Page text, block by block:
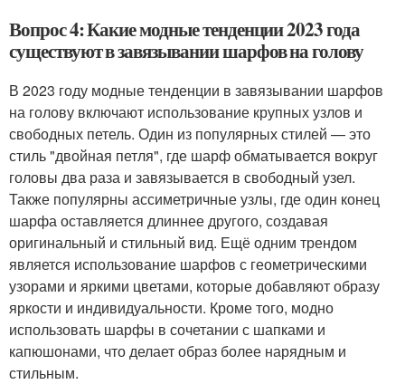
Вопрос 4: Какие модные тенденции 2023 года
существуют в завязывании шарфов на голову
В 2023 году модные тенденции в завязывании шарфов
на голову включают использование крупных узлов и
свободных петель. Один из популярных стилей — это
стиль "двойная петля", где шарф обматывается вокруг
головы два раза и завязывается в свободный узел.
Также популярны ассиметричные узлы, где один конец
шарфа оставляется длиннее другого, создавая
оригинальный и стильный вид. Ещё одним трендом
является использование шарфов с геометрическими
узорами и яркими цветами, которые добавляют образу
яркости и индивидуальности. Кроме того, модно
использовать шарфы в сочетании с шапками и
капюшонами, что делает образ более нарядным и
стильным.